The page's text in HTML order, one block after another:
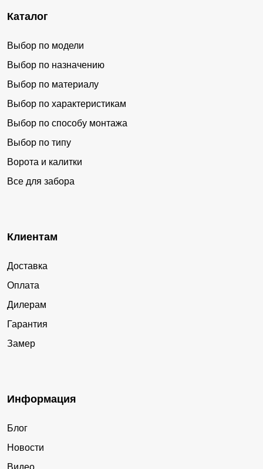
Каталог
Выбор по модели
Выбор по назначению
Выбор по материалу
Выбор по характеристикам
Выбор по способу монтажа
Выбор по типу
Ворота и калитки
Все для забора
Клиентам
Доставка
Оплата
Дилерам
Гарантия
Замер
Информация
Блог
Новости
Видео